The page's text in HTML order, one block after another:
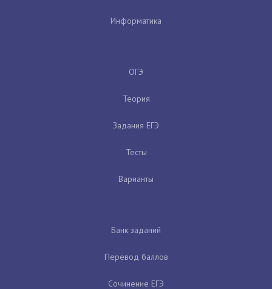
Информатика
ОГЭ
Теория
Задания ЕГЭ
Тесты
Варианты
Банк заданий
Перевод баллов
Сочинение ЕГЭ